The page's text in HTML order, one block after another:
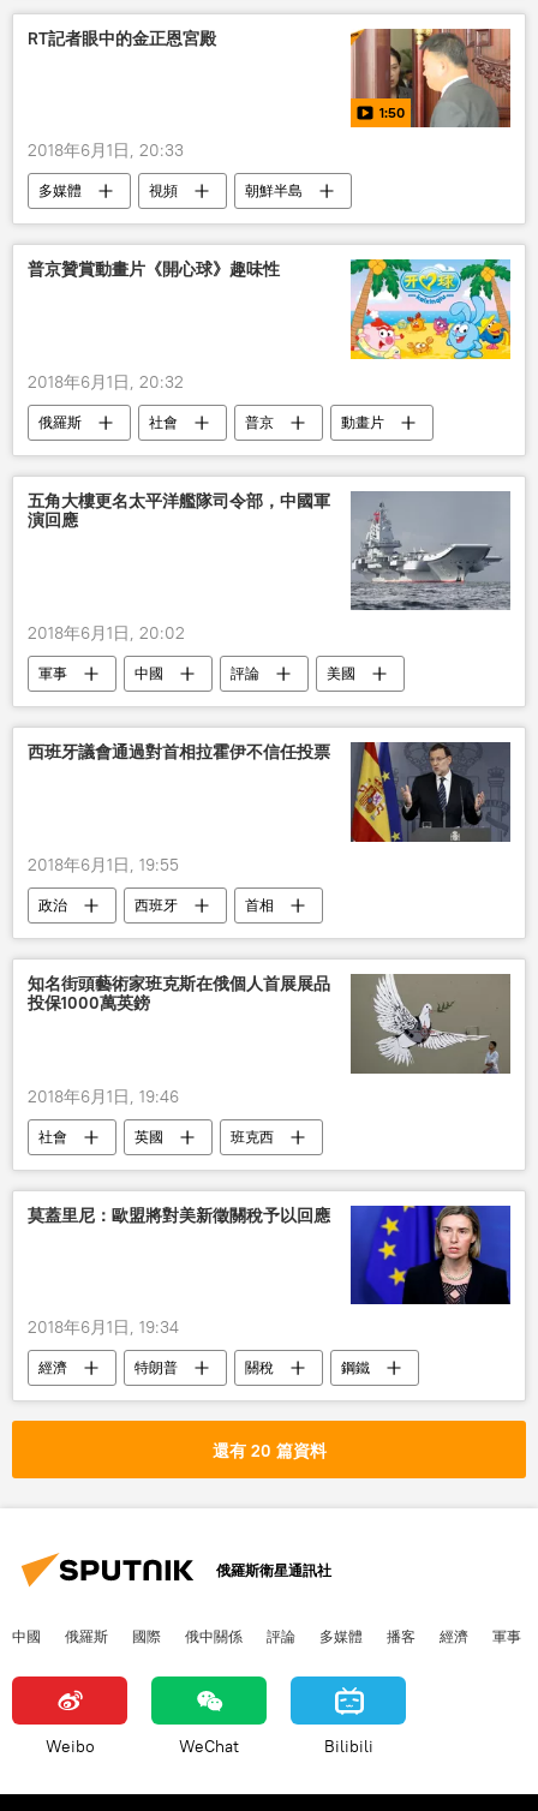
RT記者眼中的金正恩宮殿
1:50
2018年6月1日, 20:33
多媒體 視頻
朝鮮半島
金正恩
俄羅斯
普京贊賞動畫片《開心球》趣味性
2018年6月1日, 20:32
俄羅斯 社會 普京
動畫片
開心球
五角大樓更名太平洋艦隊司令部，中國軍
演回應
2018年6月1日, 20:02
軍事 中國 評論
美國
五角大樓
西班牙議會通過對首相拉霍伊不信任投票
2018年6月1日, 19:55
政治 西班牙 首相
知名街頭藝術家班克斯在俄個人首展展品
投保1000萬英鎊
2018年6月1日, 19:46
社會 英國 班克西
莫蓋里尼：歐盟將對美新徵關稅予以回應
2018年6月1日, 19:34
經濟 特朗普 關稅
鋼鐵
費代麗卡•莫蓋里尼
還有 20 篇資料
俄羅斯衛星通訊社
中國 俄羅斯 國際 俄中關係 評論 多媒體 播客 經濟 軍事
Weibo WeChat Bilibili